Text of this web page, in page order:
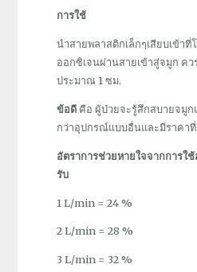
การใช้
นำสายพลาสติกเล็กๆเสียบเข้าที่
ออกซิเจนผ่านสายเข้าสู่จมูก ค
ประมาณ 1 ซม.
ข้อดีคือ ผู้ป่วยจะรู้สึกสบายจมูก
กว่าอุปกรณ์แบบอื่นและมีราคา
อัตราการช่วยหายใจจากการใ
รับ
1 L/min = 24 %
2 L/min = 28 %
3 L/min = 32 %